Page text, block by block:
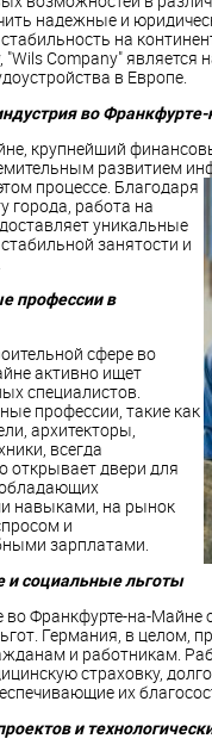
надежные и
на
"Wils Company"
в Европе.
во
крупнейший
развитием
процессе. Благодаря
города, работа на
уникальные
занятости и
профессии в
сфере во
активно ищет
специалистов.
профессии, такие как
архитекторы,
всегда
открывает двери для
навыками, на рынок
и
зарплатами.
и социальные льготы
во Франкфурте-на-Майне
Германия, в целом,
и работникам.
страховку,
их
и